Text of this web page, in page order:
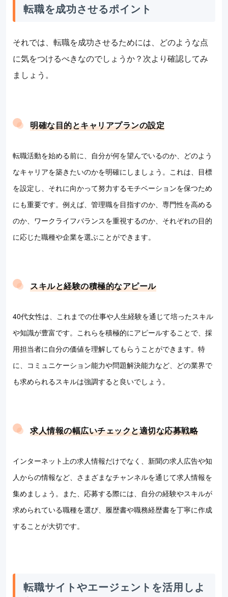
転職を成功させるポイント
それでは、転職を成功させるためには、どのような点
に気をつけるべきなのでしょうか？次より確認してみ
ましょう。
明確な目的とキャリアプランの設定
転職活動を始める前に、自分が何を望んでいるのか、どのよう
なキャリアを築きたいのかを明確にしましょう。これは、目標
を設定し、それに向かって努力するモチベーションを保つため
にも重要です。例えば、管理職を目指すのか、専門性を高める
のか、ワークライフバランスを重視するのか、それぞれの目的
に応じた職種や企業を選ぶことができます。
スキルと経験の積極的なアピール
40代女性は、これまでの仕事や人生経験を通じて培ったスキル
や知識が豊富です。これらを積極的にアピールすることで、採
用担当者に自分の価値を理解してもらうことができます。特
に、コミュニケーション能力や問題解決能力など、どの業界で
も求められるスキルは強調すると良いでしょう。
求人情報の幅広いチェックと適切な応募戦略
インターネット上の求人情報だけでなく、新聞の求人広告や知
人からの情報など、さまざまなチャンネルを通じて求人情報を
集めましょう。また、応募する際には、自分の経験やスキルが
求められている職種を選び、履歴書や職務経歴書を丁寧に作成
することが大切です。
転職サイトやエージェントを活用しよ